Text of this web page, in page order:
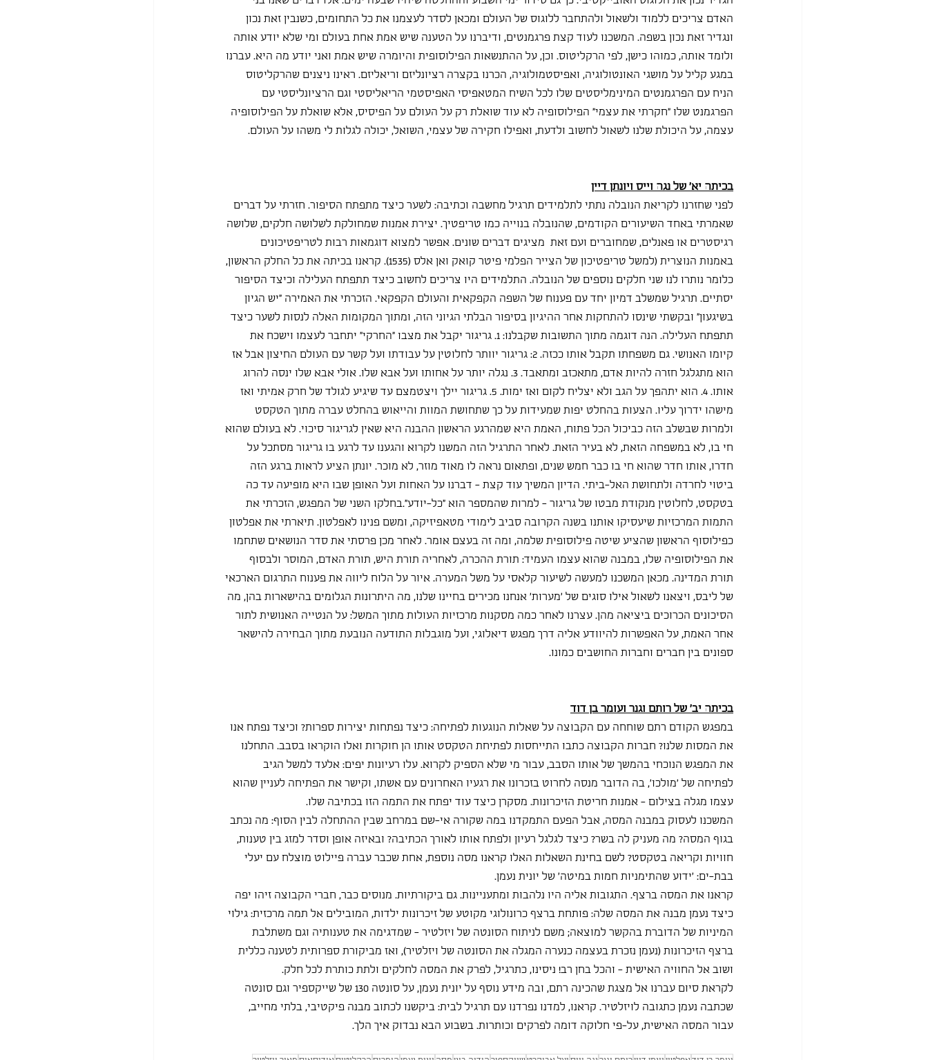
האדם צריכים ללמוד ולשאול ולהתחבר ללוגוס של העולם ומכאן לסדר לעצמנו את כל התחומים, כשנבין זאת נכון
ונגדיר זאת נכון בשפה. המשכנו לעוד קצת פרגמנטים, ודיברנו על הטענה שיש אמת אחת בעולם ומי שלא יודע אותה
ולומד אותה, כמוהו כישן, לפי הרקליטוס. וכן, על ההתנשאות הפילוסופית והיומרה שיש אמת ואני יודע מה היא. עברנו
במגע קליל על מושגי האונטולוגיה, ואפיסטמולוגיה, הכרנו בקצרה רציונליזם וריאליזם. ראינו ניצנים שהרקליטוס
הניח עם הפרגמנטים המינימליסטים שלו לכל השיח המטאפיסי האפיסטמי הריאליסטי וגם הרציונליסטי עם
הפרגמנט שלו "חקרתי את עצמי" הפילוסופיה לא עוד שואלת רק על העולם על הפיסיס, אלא שואלת על הפילוסופיה
עצמה, על היכולת שלנו לשאול לחשוב ולדעת, ואפילו חקירה של עצמי, השואל, יכולה לגלות לי משהו על העולם.
בכיתה יא' של נגה וייס ויונתן דיין
לפני שחזרנו לקריאת הנובלה נתתי לתלמידים תרגיל מחשבה וכתיבה: לשער כיצד מתפתח הסיפור. חזרתי על דברים
שאמרתי באחד השיעורים הקודמים, שהנובלה בנוייה כמו טריפטיך. יצירת אמנות שמחולקת לשלושה חלקים, שלושה
רגיסטרים או פאנלים, שמחוברים ועם זאת  מציגים דברים שונים. אפשר למצוא דוגמאות רבות לטריפטיכונים
באמנות הנוצרית (למשל טריפטיכון של הצייר הפלמי פיטר קואק ואן אלס (1535). קראנו בכיתה את כל החלק הראשון,
כלומר נותרו לנו שני חלקים נוספים של הנובלה. התלמידים היו צריכים לחשוב כיצד תתפתח העלילה וכיצד הסיפור
יסתיים. תרגיל שמשלב דמיון יחד עם פענוח של השפה הקפקאית והעולם הקפקאי. הזכרתי את האמירה "יש הגיון
בשיגעון" ובקשתי שינסו להתחקות אחר ההיגיון בסיפור הבלתי הגיוני הזה, ומתוך המקומות האלה לנסות לשער כיצד
תתפתח העלילה. הנה דוגמה מתוך התשובות שקבלנו: 1. גריגור יקבל את מצבו "החרקי" יתחבר לעצמו וישכח את
קיומו האנושי. גם משפחתו תקבל אותו ככזה. 2: גריגור יוותר לחלוטין על עבודתו ועל קשר עם העולם החיצון אבל אז
הוא מתגלגל חזרה להיות אדם, מתאכזב ומתאבד. 3. נגלה יותר על אחותו ועל אבא שלו. אולי אבא שלו ינסה להרוג
אותו. 4. הוא יתהפך על הגב ולא יצליח לקום ואז ימות. 5. גריגור יילך ויצטמצם עד שיגיע לגולד של חרק אמיתי ואז
מישהו ידרוך עליו. הצעות בהחלט יפות שמעידות על כך שתחושת המוות והייאוש בהחלט עברה מתוך הטקסט
ולמרות שבשלב הזה כביכול הכל פתוח, האמת היא שמהרגע הראשון ההבנה היא שאין לגריגור סיכוי. לא בעולם שהוא
חי בו, לא במשפחה הזאת, לא בעיר הזאת. לאחר התרגיל הזה המשנו לקרוא והגענו עד לרגע בו גריגור מסתכל על
חדרו, אותו חדר שהוא חי בו כבר חמש שנים, ופתאום נראה לו מאוד מוזר, לא מוכר. יונתן הציע לראות ברגע הזה
ביטוי לחרדה ולתחושת האל-ביתי. הדיון המשיך עוד קצת - דברנו על האחות ועל האופן שבו היא מופיעה עד כה
בטקסט, לחלוטין מנקודת מבטו של גריגור - למרות שהמספר הוא "כל-יודע".בחלקו השני של המפגש, הזכרתי את
התמות המרכזיות שיעסיקו אותנו בשנה הקרובה סביב לימודי מטאפיזיקה, ומשם פנינו לאפלטון. תיארתי את אפלטון
כפילוסוף הראשון שהציע שיטה פילוסופית שלמה, ומה זה בעצם אומר. לאחר מכן פרסתי את סדר הנושאים שתחמו
את הפילוסופיה שלו, במבנה שהוא עצמו העמיד: תורת ההכרה, לאחריה תורת היש, תורת האדם, המוסר ולבסוף
תורת המדינה. מכאן המשכנו למעשה לשיעור קלאסי על משל המערה. איור על הלוח ליווה את פענוח התרגום הארכאי
של ליבס, ויצאנו לשאול אילו סוגים של 'מערות' אנחנו מכירים בחיינו שלנו, מה היתרונות הגלומים בהישארות בהן, מה
הסיכונים הכרוכים ביציאה מהן. עצרנו לאחר כמה מסקנות מרכזיות העולות מתוך המשל: על הנטייה האנושית לתור
אחר האמת, על האפשרות להיוודע אליה דרך מפגש דיאלוגי, ועל מוגבלות התודעה הנובעת מתוך הבחירה להישאר
ספונים בין חברים וחברות החושבים כמונו.
בכיתה יב' של רותם וגנר ועומר בן דוד
במפגש הקודם רתם שוחחה עם הקבוצה על שאלות הנוגעות לפתיחה: כיצד נפתחות יצירות ספרות? וכיצד נפתח אנו
את המסות שלנו? חברות הקבוצה כתבו התייחסות לפתיחת הטקסט אותו הן חוקרות ואלו הוקראו בסבב. התחלנו
את המפגש הנוכחי בהמשך של אותו הסבב, עבור מי שלא הספיק לקרוא. עלו רעיונות יפים: אלעד למשל הגיב
לפתיחה של 'מולכו', בה הדובר מנסה לחרוט בזכרונו את רגעיו האחרונים עם אשתו, וקישר את הפתיחה לעניין שהוא
עצמו מגלה בצילום - אמנות חריטת הזיכרונות. מסקרן כיצד עוד יפתח את התמה הזו בכתיבה שלו.
המשכנו לעסוק במבנה המסה, אבל הפעם התמקדנו במה שקורה אי-שם במרחב שבין ההתחלה לבין הסוף: מה נכתב
בגוף המסה? מה מעניק לה בשר? כיצד לגלגל רעיון ולפתח אותו לאורך הכתיבה? ובאיזה אופן וסדר למזג בין טענות,
חוויות וקריאה בטקסט? לשם בחינת השאלות האלו קראנו מסה נוספת, אחת שכבר עברה פיילוט מוצלח עם יעלי
בבת-ים: 'ידוע שהתימניות חמות במיטה' של יונית נעמן.
קראנו את המסה ברצף. התגובות אליה היו נלהבות ומתעניינות. גם ביקורתיות. מנוסים כבר, חברי הקבוצה זיהו יפה
כיצד נעמן מבנה את המסה שלה: פותחת ברצף כרונולוגי מקוטע של זיכרונות ילדות, המובילים אל תמה מרכזית: גילוי
המיניות של הדוברת בהקשר למוצאה; משם לניתוח הסונטה של ויזלטיר - שמדגימה את טענותיה וגם משתלבת
ברצף הזיכרונות (נעמן נזכרת בעצמה כנערה המגלה את הסונטה של ויזלטיר), ואז מביקורת ספרותית לטענה כללית
ושוב אל החוויה האישית - והכל בחן רב! ניסינו, כתרגיל, לפרק את המסה לחלקים ולתת כותרת לכל חלק.
לקראת סיום עברנו אל מצגת שהכינה רתם, ובה מידע נוסף על יונית נעמן, על סונטה 130 של שייקספיר וגם סונטה
שכתבה נעמן כתגובה לויזלטיר. קראנו, למדנו נפרדנו עם תרגיל לבית: ביקשנו לכתוב מבנה פיקטיבי, בלתי מחייב,
עבור המסה האישית, על-פי חלוקה דומה לפרקים וכותרות. בשבוע הבא נבדוק איך הלך.